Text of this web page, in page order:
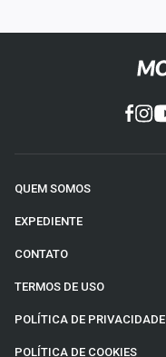
QUEM SOMOS
EXPEDIENTE
CONTATO
TERMOS DE USO
POLÍTICA DE PRIVACIDADE
POLÍTICA DE COOKIES